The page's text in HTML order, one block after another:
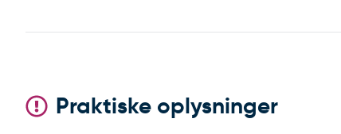
Praktiske oplysninger